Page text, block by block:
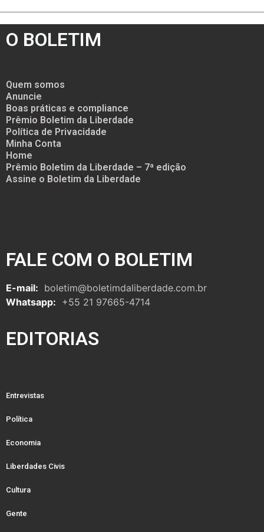
O BOLETIM
Quem somos
Anuncie
Boas práticas e compliance
Prêmio Boletim da Liberdade
Política de Privacidade
Minha Conta
Home
Prêmio Boletim da Liberdade – 7ª edição
Assine o Boletim da Liberdade
FALE COM O BOLETIM
E-mail: boletim@boletimdaliberdade.com.br
Whatsapp: +55 21 97665-4714
EDITORIAS
Entrevistas
Política
Economia
Liberdades Civis
Cultura
Gente